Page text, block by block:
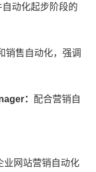
动化起步阶段的
销售自动化，强调
： 配合营销自
业网站营销自动化